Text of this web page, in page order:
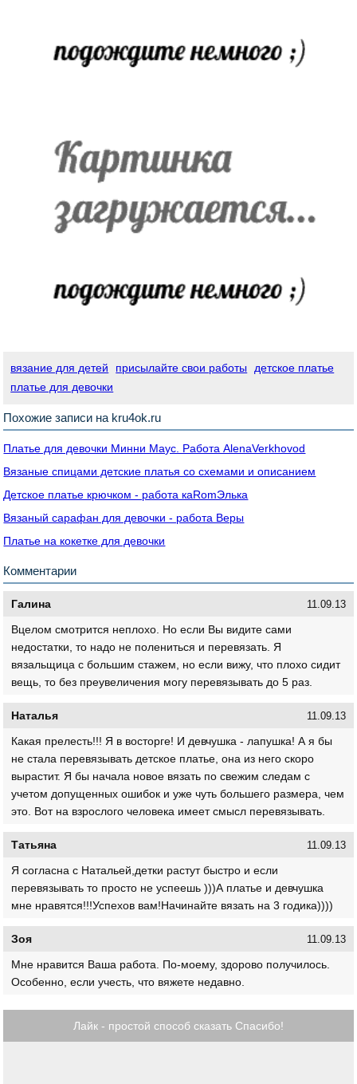
вязание для детей присылайте свои работы
детское платье
платье для девочки
Похожие записи на kru4ok.ru
Платье для девочки Минни Маус. Работа AlenaVerkhovod
Вязаные спицами детские платья со схемами и описанием
Детское платье крючком - работа кaRomЭлькa
Вязаный сарафан для девочки - работа Веры
Платье на кокетке для девочки
Комментарии
Галина 11.09.13
Вцелом смотрится неплохо. Но если Вы видите сами
недостатки, то надо не полениться и перевязать. Я
вязальщица с большим стажем, но если вижу, что плохо сидит
вещь, то без преувеличения могу перевязывать до 5 раз.
Наталья 11.09.13
Какая прелесть!!! Я в восторге! И девчушка - лапушка! А я бы
не стала перевязывать детское платье, она из него скоро
вырастит. Я бы начала новое вязать по свежим следам с
учетом допущенных ошибок и уже чуть большего размера, чем
это. Вот на взрослого человека имеет смысл перевязывать.
Татьяна 11.09.13
Я согласна с Натальей,детки растут быстро и если
перевязывать то просто не успеешь )))А платье и девчушка
мне нравятся!!!Успехов вам!Начинайте вязать на 3 годика))))
Зоя 11.09.13
Мне нравится Ваша работа. По-моему, здорово получилось.
Особенно, если учесть, что вяжете недавно.
Лайк - простой способ сказать Спасибо!